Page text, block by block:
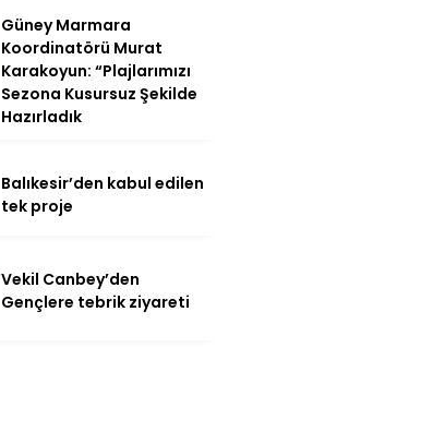
Güney Marmara
Koordinatörü Murat
Karakoyun: “Plajlarımızı
Sezona Kusursuz Şekilde
Hazırladık
Balıkesir’den kabul edilen
tek proje
Vekil Canbey’den
Gençlere tebrik ziyareti